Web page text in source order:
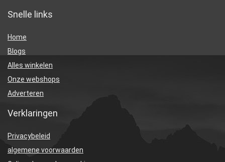
Snelle links
Home
Blogs
Alles winkelen
Onze webshops
Adverteren
Verklaringen
Privacybeleid
algemene voorwaarden